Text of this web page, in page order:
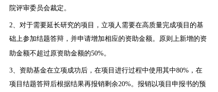
院评审委员会裁定。
2、对于需要延长研究的项目，立项人需要在高质量完成项目的基
础上参加结题答辩，并申请增加相应的资助金额。原则上新增的资
助金额不超过原资助金额的50%。
3、资助基金在立项成功后，在项目进行过程中使用其中80% ，在
项目结题答辩后根据结果再报销剩余20%。报销以项目申报书的预